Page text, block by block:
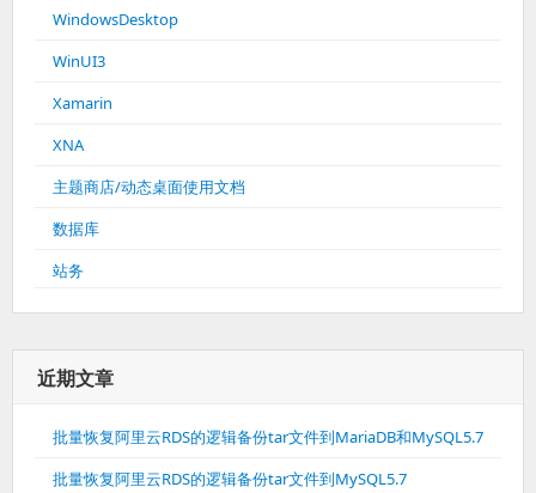
WindowsDesktop
WinUI3
Xamarin
XNA
主题商店/动态桌面使用文档
数据库
站务
近期文章
批量恢复阿里云RDS的逻辑备份tar文件到MariaDB和MySQL5.7
批量恢复阿里云RDS的逻辑备份tar文件到MySQL5.7